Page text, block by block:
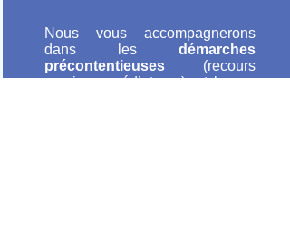
Nous vous accompagnerons
dans les démarches
précontentieuses(recours
gracieux, médiateurs), et le cas